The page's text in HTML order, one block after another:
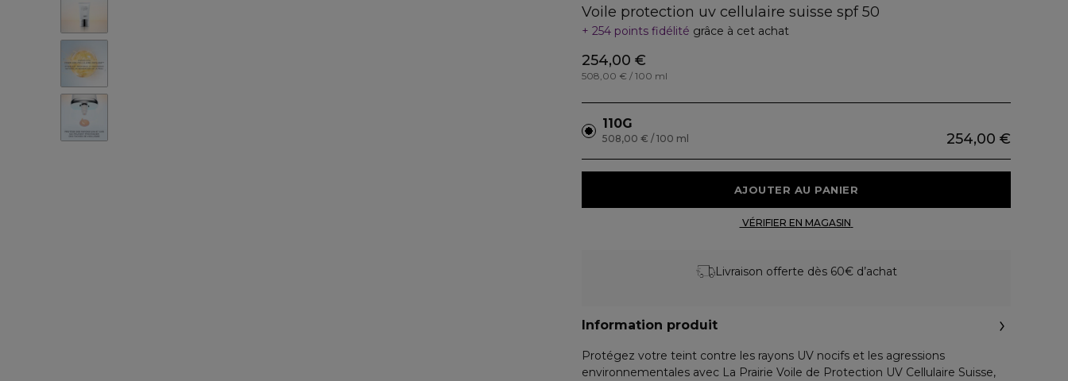
Voile protection uv cellulaire suisse spf 50
254 points fidélité grâce à cet achat
254,00 €
508,00 € / 100 ml
110G
254,00 €
508,00 € / 100 ml
Livraison offerte dès 60€ d’achat
Information produit
Protégez votre teint contre les rayons UV nocifs et les agressions
environnementales avec La Prairie Voile de Protection UV Cellulaire Suisse,